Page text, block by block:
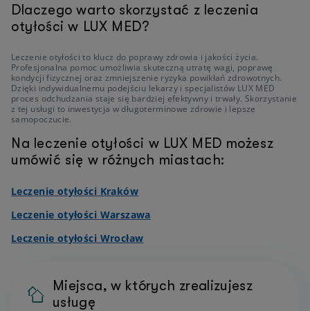
Dlaczego warto skorzystać z leczenia
otyłości w LUX MED?
Leczenie otyłości to klucz do poprawy zdrowia i jakości życia.
Profesjonalna pomoc umożliwia skuteczną utratę wagi, poprawę
kondycji fizycznej oraz zmniejszenie ryzyka powikłań zdrowotnych.
Dzięki indywidualnemu podejściu lekarzy i specjalistów LUX MED
proces odchudzania staje się bardziej efektywny i trwały. Skorzystanie
z tej usługi to inwestycja w długoterminowe zdrowie i lepsze
samopoczucie.
Na leczenie otyłości w LUX MED możesz
umówić się w różnych miastach:
Leczenie otyłości Kraków
Leczenie otyłości Warszawa
Leczenie otyłości Wrocław
Miejsca, w których zrealizujesz
usługę